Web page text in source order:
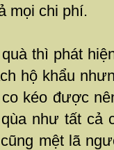
mọi chi phí.
thì phát
hộ khẩu
kéo được
như tất cả
mệt lã